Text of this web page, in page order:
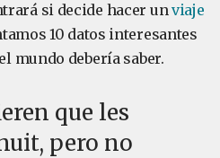
si decide hacer unviaje
10 datos interesantes
mundo debería saber.
que les
pero no